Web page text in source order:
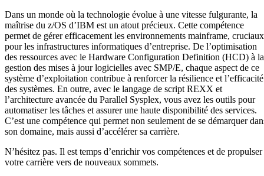
Dans un monde où la technologie évolue à une vitesse fulgurante, la
maîtrise du z/OS d’IBM est un atout précieux. Cette compétence
permet de gérer efficacement les environnements mainframe, cruciaux
pour les infrastructures informatiques d’entreprise. De l’optimisation
des ressources avec le Hardware Configuration Definition (HCD) à la
gestion des mises à jour logicielles avec SMP/E, chaque aspect de ce
système d’exploitation contribue à renforcer la résilience et l’efficacité
des systèmes. En outre, avec le langage de script REXX et
l’architecture avancée du Parallel Sysplex, vous avez les outils pour
automatiser les tâches et assurer une haute disponibilité des services.
C’est une compétence qui permet non seulement de se démarquer
son domaine, mais aussi d’accélérer sa carrière.
N’hésitez pas. Il est temps d’enrichir vos compétences et de propulser
votre carrière vers de nouveaux sommets.